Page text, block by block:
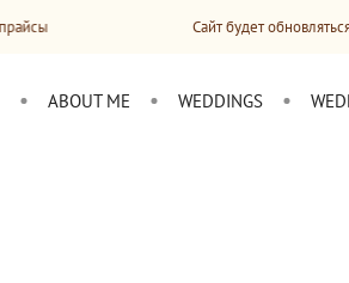
ABOUT ME WEDDINGS
Сайт будет обновляться ближайший